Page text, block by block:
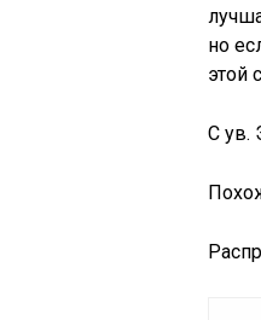
но
этой
С ув.